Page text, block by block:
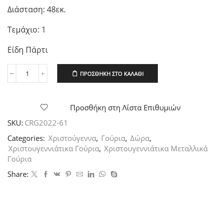
Διάσταση: 48εκ.
Τεμάχιο: 1
Είδη Πάρτι
Χειροποίητο
"Vintage
με
Φωτάκια
ποσότητα
ΠΡΟΣΘΉΚΗ ΣΤΟ ΚΑΛΆΘΙ
Προσθήκη στη Λίστα Επιθυμιών
SKU: CRG2022-61
Categories: Χριστούγεννα, Γούρια, Δώρα,
Χριστουγεννιάτικα Γούρια, Χριστουγεννιάτικα Μεταλλικά
Γούρια
Share: